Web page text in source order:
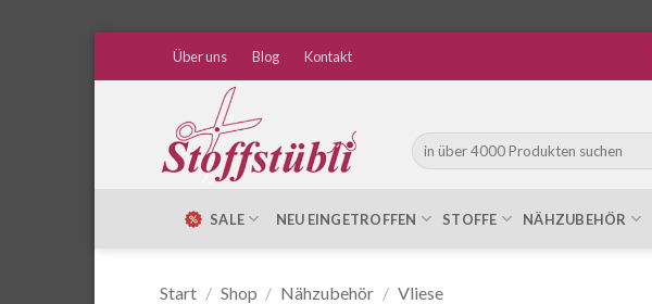
Über uns Blog Kontakt
Suche
nach:
SALE NEU EINGETROFFEN STOFFE NÄHZUBEHÖR
Start / Shop / Nähzubehör / Vliese